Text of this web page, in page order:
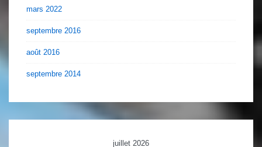
mars 2022
septembre 2016
août 2016
septembre 2014
juillet 2026